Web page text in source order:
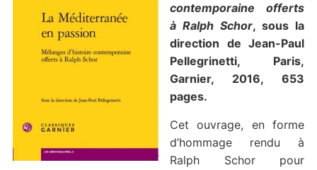
contemporaine offerts
à Ralph Schor, sous la
direction de Jean-Paul
Pellegrinetti, Paris,
Garnier, 2016, 653
pages.
Cet ouvrage, en forme
d’hommage rendu à
Ralph Schor pour